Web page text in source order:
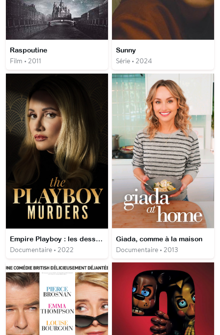
Raspoutine
Film • 2011
Sunny
Série • 2024
Empire Playboy : les dessous meurtriers
Documentaire • 2022
Giada, comme à la maison
Documentaire • 2013